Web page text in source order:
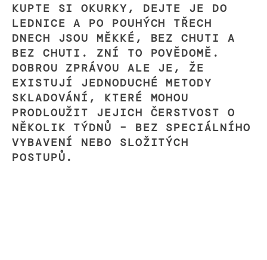
KUPTE SI OKURKY, DEJTE JE DO
LEDNICE A PO POUHÝCH TŘECH
DNECH JSOU MĚKKÉ, BEZ CHUTI A
BEZ CHUTI. ZNÍ TO POVĚDOMĚ.
DOBROU ZPRÁVOU ALE JE, ŽE
EXISTUJÍ JEDNODUCHÉ METODY
SKLADOVÁNÍ, KTERÉ MOHOU
PRODLOUŽIT JEJICH ČERSTVOST O
NĚKOLIK TÝDNŮ – BEZ SPECIÁLNÍHO
VYBAVENÍ NEBO SLOŽITÝCH
POSTUPŮ.